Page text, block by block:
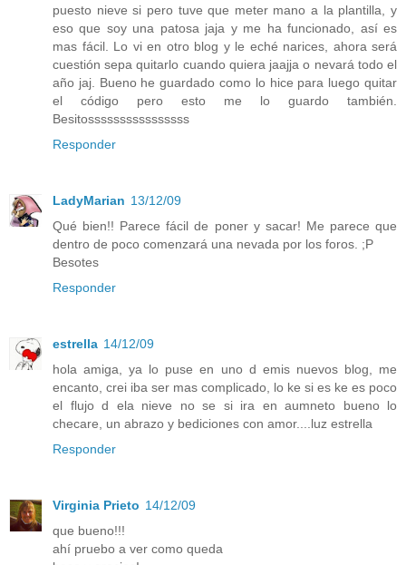
puesto nieve si pero tuve que meter mano a la plantilla, y
eso que soy una patosa jaja y me ha funcionado, así es
mas fácil. Lo vi en otro blog y le eché narices, ahora será
cuestión sepa quitarlo cuando quiera jaajja o nevará todo el
año jaj. Bueno he guardado como lo hice para luego quitar
el código pero esto me lo guardo también.
Besitossssssssssssssss
Responder
LadyMarian 13/12/09
Qué bien!! Parece fácil de poner y sacar! Me parece que
dentro de poco comenzará una nevada por los foros. ;P
Besotes
Responder
estrella 14/12/09
hola amiga, ya lo puse en uno d emis nuevos blog, me
encanto, crei iba ser mas complicado, lo ke si es ke es poco
el flujo d ela nieve no se si ira en aumneto bueno lo
checare, un abrazo y bediciones con amor....luz estrella
Responder
Virginia Prieto 14/12/09
que bueno!!!
ahí pruebo a ver como queda